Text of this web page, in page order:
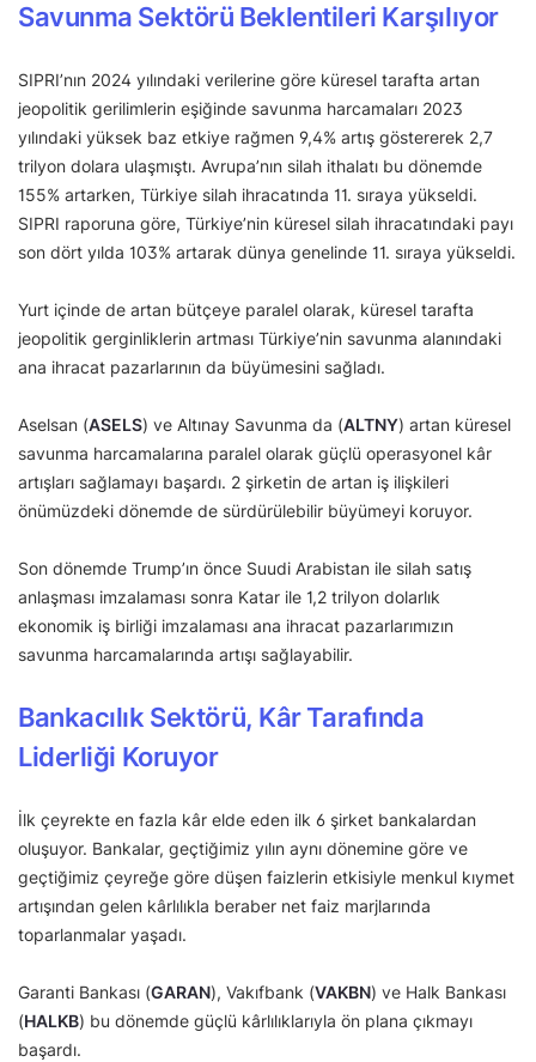
Savunma Sektörü Beklentileri Karşılıyor
SIPRI’nın 2024 yılındaki verilerine göre küresel tarafta artan
jeopolitik gerilimlerin eşiğinde savunma harcamaları 2023
yılındaki yüksek baz etkiye rağmen 9,4% artış göstererek 2,7
trilyon dolara ulaşmıştı. Avrupa’nın silah ithalatı bu dönemde
155% artarken, Türkiye silah ihracatında 11. sıraya yükseldi.
SIPRI raporuna göre, Türkiye’nin küresel silah ihracatındaki payı
son dört yılda 103% artarak dünya genelinde 11. sıraya yükseldi.
Yurt içinde de artan bütçeye paralel olarak, küresel tarafta
jeopolitik gerginliklerin artması Türkiye’nin savunma alanındaki
ana ihracat pazarlarının da büyümesini sağladı.
Aselsan (ASELS) ve Altınay Savunma da (ALTNY) artan küresel
savunma harcamalarına paralel olarak güçlü operasyonel kâr
artışları sağlamayı başardı. 2 şirketin de artan iş ilişkileri
önümüzdeki dönemde de sürdürülebilir büyümeyi koruyor.
Son dönemde Trump’ın önce Suudi Arabistan ile silah satış
anlaşması imzalaması sonra Katar ile 1,2 trilyon dolarlık
ekonomik iş birliği imzalaması ana ihracat pazarlarımızın
savunma harcamalarında artışı sağlayabilir.
Bankacılık Sektörü, Kâr Tarafında
Liderliği Koruyor
İlk çeyrekte en fazla kâr elde eden ilk 6 şirket bankalardan
oluşuyor. Bankalar, geçtiğimiz yılın aynı dönemine göre ve
geçtiğimiz çeyreğe göre düşen faizlerin etkisiyle menkul kıymet
artışından gelen kârlılıkla beraber net faiz marjlarında
toparlanmalar yaşadı.
Garanti Bankası (GARAN), Vakıfbank (VAKBN) ve Halk Bankası
(HALKB) bu dönemde güçlü kârlılıklarıyla ön plana çıkmayı
başardı.